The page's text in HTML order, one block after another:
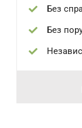
Без
Без